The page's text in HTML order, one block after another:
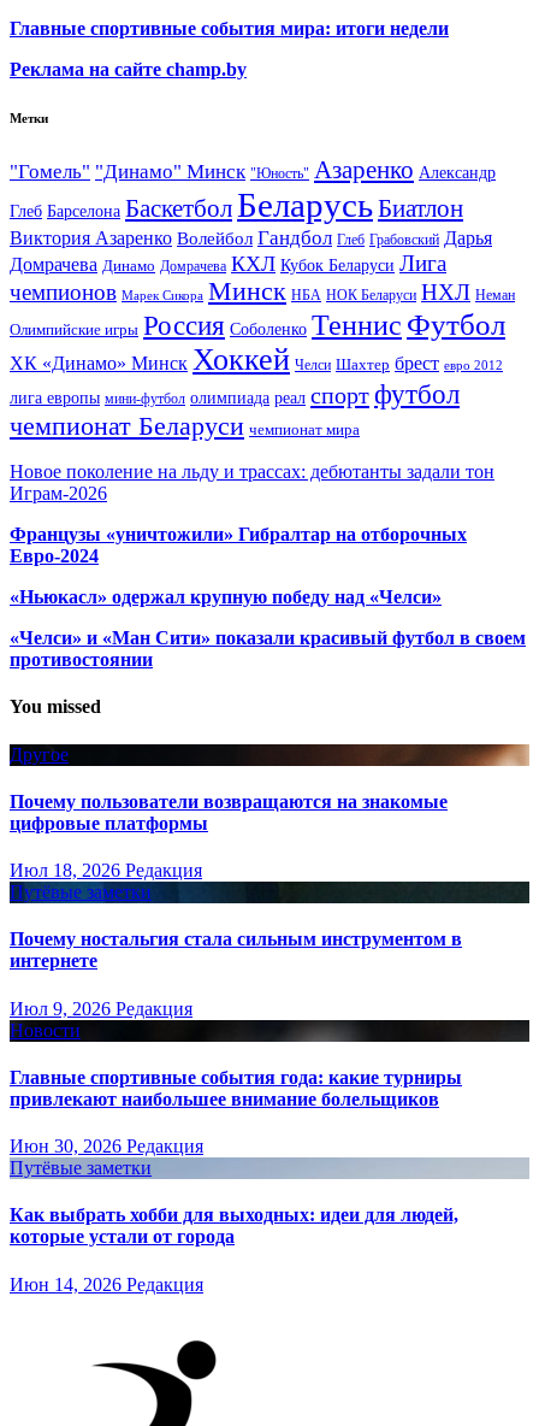
Главные спортивные события мира: итоги недели
Реклама на сайте champ.by
Метки
"Гомель" "Динамо" Минск "Юность" Азаренко Александр
Глеб Барселона Баскетбол БеларусьБиатлон
Виктория Азаренко Волейбол Гандбол Глеб Грабовский Дарья
Домрачева Динамо Домрачева КХЛ Кубок Беларуси Лига
чемпионов Марек Сикора Минск НБА НОК Беларуси НХЛ Неман
Олимпийские игры Россия Соболенко Теннис Футбол
ХК «Динамо» Минск Хоккей Челси Шахтер брест евро 2012
лига европы мини-футбол олимпиада реал спортфутбол
чемпионат Беларуси чемпионат мира
Новое поколение на льду и трассах: дебютанты задали тон
Играм-2026
Французы «уничтожили» Гибралтар на отборочных
Евро-2024
«Ньюкасл» одержал крупную победу над «Челси»
«Челси» и «Ман Сити» показали красивый футбол в своем
противостоянии
You missed
Другое
Почему пользователи возвращаются на знакомые
цифровые платформы
Июл 18, 2026 Редакция
Путёвые заметки
Почему ностальгия стала сильным инструментом в
интернете
Июл 9, 2026 Редакция
Новости
Главные спортивные события года: какие турниры
привлекают наибольшее внимание болельщиков
Июн 30, 2026 Редакция
Путёвые заметки
Как выбрать хобби для выходных: идеи для людей,
которые устали от города
Июн 14, 2026 Редакция